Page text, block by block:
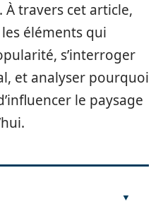
travers cet article,
éléments qui
s’interroger
et analyser pourquoi
le paysage